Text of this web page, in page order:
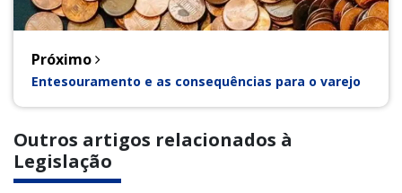
Próximo
Entesouramento e as consequências para o varejo
Outros artigos relacionados à
Legislação